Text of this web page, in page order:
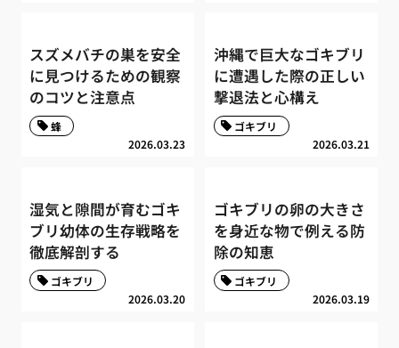
スズメバチの巣を安全
に見つけるための観察
のコツと注意点
2026.03.23
蜂
沖縄で巨大なゴキブリ
に遭遇した際の正しい
撃退法と心構え
2026.03.21
ゴキブリ
湿気と隙間が育むゴキ
ブリ幼体の生存戦略を
徹底解剖する
2026.03.20
ゴキブリ
ゴキブリの卵の大きさ
を身近な物で例える防
除の知恵
2026.03.19
ゴキブリ